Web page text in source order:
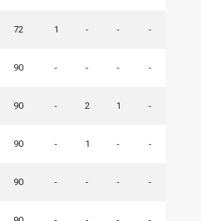
72 1 - - -
90 - - - -
90 - 2 1 -
90 - 1 - -
90 - - - -